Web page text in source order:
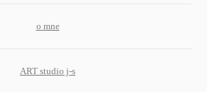
o mne
ART studio j-s